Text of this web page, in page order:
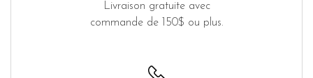
Livraison gratuite avec
commande de 150$ ou plus.